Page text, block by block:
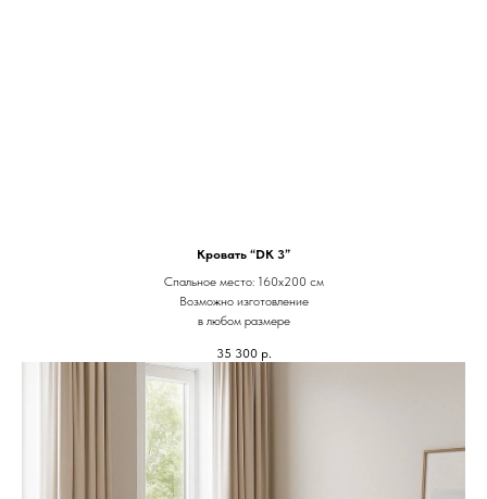
Кровать “DK 3”
Спальное место: 160х200 см
Возможно изготовление
в любом размере
35 300 р.